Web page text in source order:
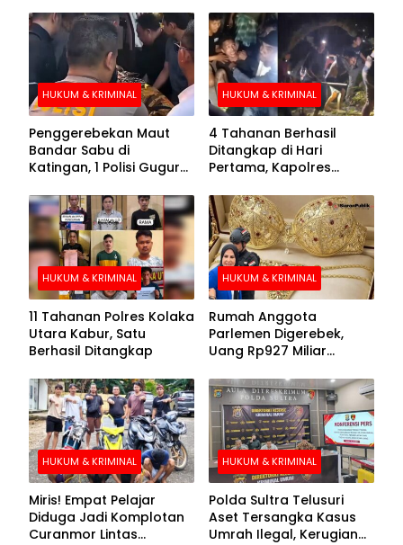
Evakuasi Jenazah
Korban
HUKUM & KRIMINAL
Penggerebekan Maut
Bandar Sabu di
Katingan, 1 Polisi Gugur
HUKUM & KRIMINAL
4 Tahanan Berhasil
Ditangkap di Hari
Pertama, Kapolres
Buronan Segera
Menyerahkan Diri
HUKUM & KRIMINAL
11 Tahanan Polres Kolaka
Utara Kabur, Satu
Berhasil Ditangkap
HUKUM & KRIMINAL
Rumah Anggota
Parlemen Digerebek,
Uang Rp927 Miliar
HUKUM & KRIMINAL
Miris! Empat Pelajar
Diduga Jadi Komplotan
Curanmor Lintas
HUKUM & KRIMINAL
Polda Sultra Telusuri
Aset Tersangka Kasus
Umrah Ilegal, Kerugian